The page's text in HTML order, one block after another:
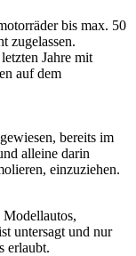
bis max. 50
zugelassen.
Jahre mit
auf dem
bereits im
alleine darin
einzuziehen.
Modellautos,
untersagt und nur
erlaubt.